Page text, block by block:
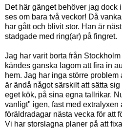
Det här gänget behöver jag dock
ses om bara två veckor! Då
har gått och blivit stor. Han är
stadgade med ring(ar) på fingret.
Jag har varit borta från
kändes ganska lagom att fira in
hem. Jag har inga större
är ändå något särskilt att sätta
eget kök, på sina egna tallrikar.
vanligt" igen, fast med extralyxen
föräldradagar nästa vecka för att
Vi har storslagna planer på att